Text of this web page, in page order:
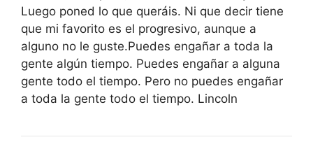
Luego poned lo que queráis. Ni que decir tiene
que mi favorito es el progresivo, aunque a
alguno no le guste.Puedes engañar a toda la
gente algún tiempo. Puedes engañar a alguna
gente todo el tiempo. Pero no puedes engañar
a toda la gente todo el tiempo. Lincoln